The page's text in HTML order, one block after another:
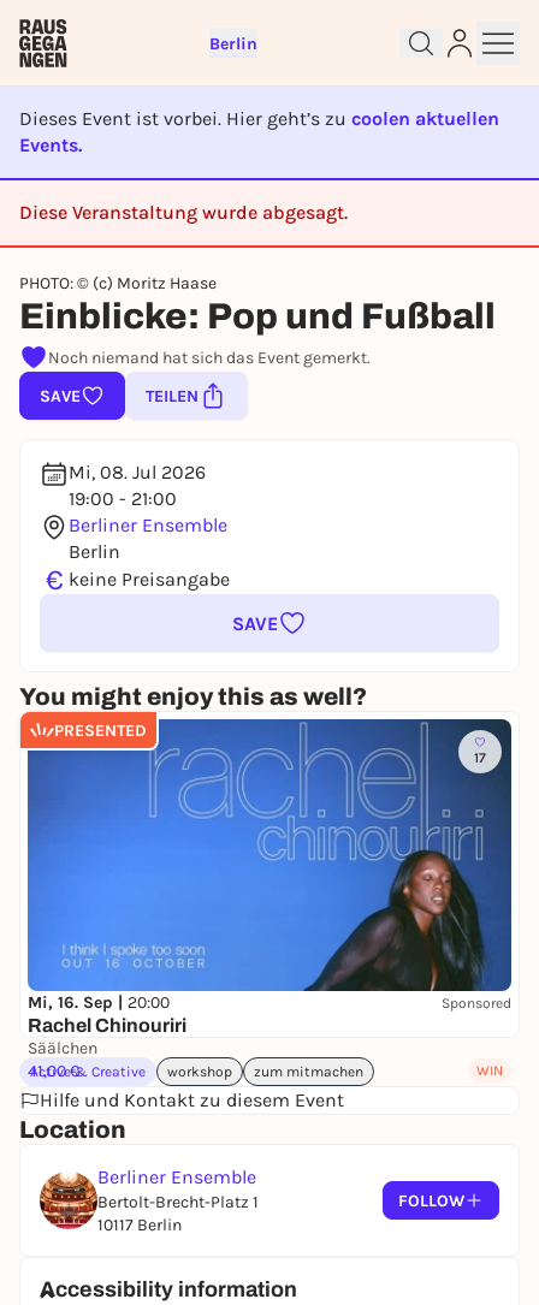
Berlin
Dieses Event ist vorbei. Hier geht’s zu coolen aktuellen
Events.
Diese Veranstaltung wurde abgesagt.
CANCELED
PHOTO: © (c) Moritz Haase
Einblicke: Pop und Fußball
Noch niemand hat sich das Event gemerkt.
SAVE
TEILEN
Mi, 08. Jul 2026
19:00 - 21:00
Berliner Ensemble
Berlin
€ keine Preisangabe
SAVE
You might enjoy this as well?
PRESENTED
17
Mi, 16. Sep | 20:00 Sponsored
Rachel Chinouriri
Säälchen
41,00 €
WIN
Active & Creative workshop zum mitmachen
Hilfe und Kontakt zu diesem Event
Location
Berliner Ensemble
Bertolt-Brecht-Platz 1
10117 Berlin
FOLLOW
Accessibility information
Sign up for free and get started
right away
lotteries, you need a free Rausgegangen account.
REGISTER FOR FREE NOW
You already have an account?Log in now